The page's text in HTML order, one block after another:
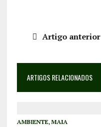
Artigo anterior
ARTIGOS RELACIONADOS
AMBIENTE, MAIA